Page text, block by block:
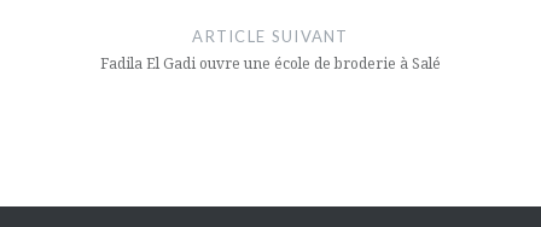
ARTICLE SUIVANT
Fadila El Gadi ouvre une école de broderie à Salé